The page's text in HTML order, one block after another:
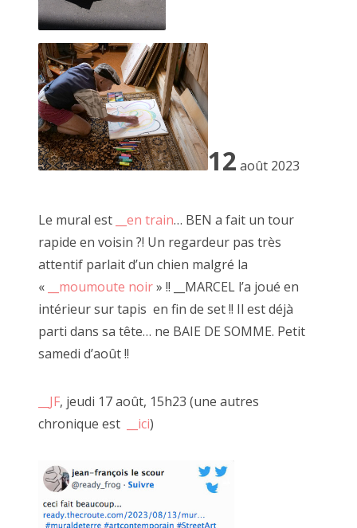
12 août 2023
Le mural est __en train… BEN a fait un tour
rapide en voisin ?! Un regardeur pas très
attentif parlait d’un chien malgré la
«
__moumoute noir» !! __MARCEL l’a joué en
intérieur sur tapis en fin de set !! Il est déjà
parti dans sa tête… ne BAIE DE SOMME. Petit
samedi d’août !!
__JF, jeudi 17 août, 15h23 (une autres
chronique est
__ici)
la Désarmée Espagnole, JUAN CRUZ IBANEZ 2022